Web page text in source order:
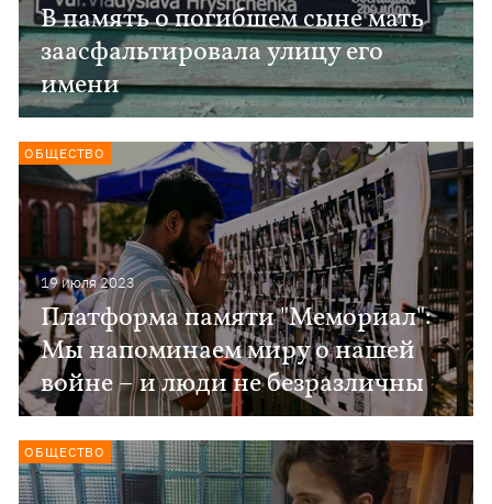
В память о погибшем сыне мать
заасфальтировала улицу его
имени
19 июля 2023
Платформа памяти "Мемориал":
Мы напоминаем миру о нашей
войне – и люди не безразличны
ОБЩЕСТВО
ОБЩЕСТВО